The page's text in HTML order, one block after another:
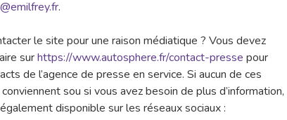
.
le site pour une raison médiatique ? Vous devez
surhttps://www.autosphere.fr/contact-presse pour
de l’agence de presse en service. Si aucun de ces
sou si vous avez besoin de plus d’information,
disponible sur les réseaux sociaux :